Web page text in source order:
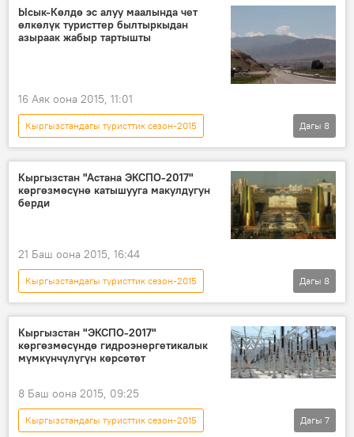
Темир Сариев
көчмөн
чет өлкө
Ысык-Көлдө эс алуу маалында чет
өлкөлүк туристтер былтыркыдан
азыраак жабыр тартышты
16 Аяк оона 2015, 11:01
Кыргызстандагы туристтик сезон-2015
Кыргызстан
Коом
Жаңылыктар
сезон
турист
милиция
коопсуздук
Дагы 8
Кыргызстан "Астана ЭКСПО-2017"
көргөзмөсүнө катышууга макулдугун
берди
21 Баш оона 2015, 16:44
Кыргызстандагы туристтик сезон-2015
Кыргызстан
Азия
Коом
Жаңылыктар
Казакстан
ЭКСПО-2017
көргөзмө
Дагы 8
Кыргызстан "ЭКСПО-2017"
көргөзмөсүндө гидроэнергетикалык
мүмкүнчүлүгүн көрсөтөт
8 Баш оона 2015, 09:25
Кыргызстандагы туристтик сезон-2015
Дагы 7